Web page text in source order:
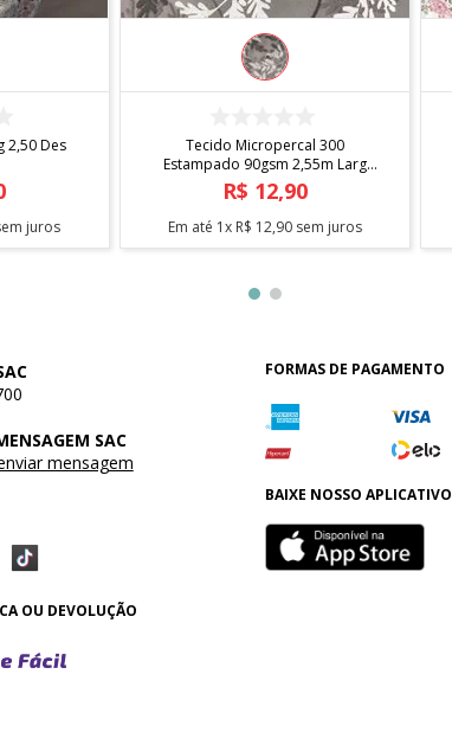
2,50 Des
juros
Tecido Micropercal 300
Estampado 90gsm 2,55m Larg
Des. 010
R$ 12,90
Em até 1x R$ 12,90 sem juros
SAC
mensagem
OU DEVOLUÇÃO
FORMAS DE PAGAMENTO
BAIXE NOSSO APLICATIVO